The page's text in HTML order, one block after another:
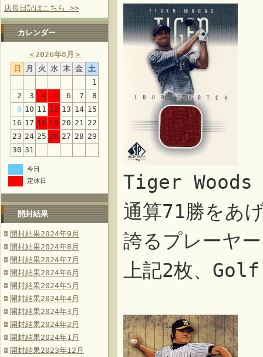
店長日記はこちら >>
カレンダー
＜2026年8月 ＞
日
月 火 水 木 金 土
1
2
3 4 5 6 7
8
9 10 11 12 13 14 15
16 17 18 19 20 21 22
23 24 25 26 27 28 29
30 31
今日
定休日
開封結果
開封結果2024年9月
開封結果2024年8月
開封結果2024年7月
開封結果2024年6月
開封結果2024年5月
開封結果2024年4月
開封結果2024年3月
開封結果2024年2月
開封結果2024年1月
開封結果2023年12月
Tiger Woods
通算71勝をあ
誇るプレーヤ
上記2枚、